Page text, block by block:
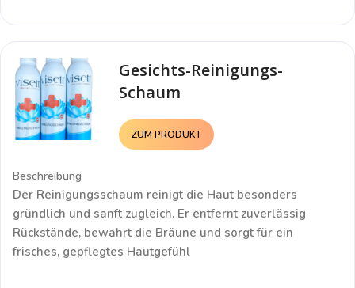
Gesichts-Reinigungs-
Schaum
ZUM PRODUKT
Beschreibung
Der Reinigungsschaum reinigt die Haut besonders
gründlich und sanft zugleich. Er entfernt zuverlässig
Rückstände, bewahrt die Bräune und sorgt für ein
frisches, gepflegtes Hautgefühl